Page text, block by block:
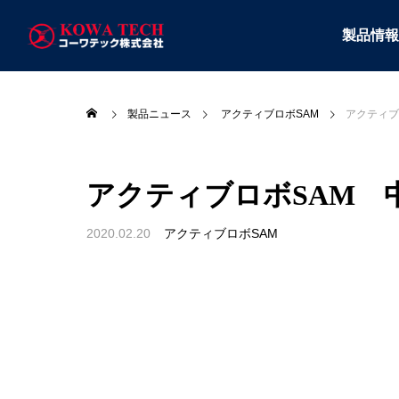
製品情報
製品ニュース アクティブロボSAM アクティ
アクティブロボSAM
2020.02.20 アクティブロボSAM